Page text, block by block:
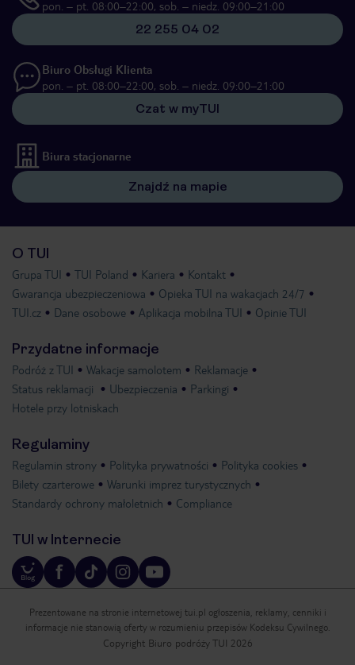
pon. – pt. 08:00–22:00, sob. – niedz. 09:00–21:00
22 255 04 02
Biuro Obsługi Klienta
pon. – pt. 08:00–22:00, sob. – niedz. 09:00–21:00
Czat w myTUI
Biura stacjonarne
Znajdź na mapie
O TUI
Grupa TUI TUI Poland Kariera
Kontakt
Gwarancja ubezpieczeniowa
Opieka TUI na wakacjach 24/7
TUI.cz
Dane osobowe Aplikacja mobilna TUI Opinie TUI
Przydatne informacje
Podróż z TUI Wakacje samolotem
Reklamacje
Status reklamacji
Ubezpieczenia
Parkingi
Hotele przy lotniskach
Regulaminy
Regulamin strony Polityka prywatności
Polityka cookies
Bilety czarterowe
Warunki imprez turystycznych
Standardy ochrony małoletnich
Compliance
TUI w Internecie
Prezentowane na stronie internetowej tui.pl ogłoszenia, reklamy, cenniki i
informacje nie stanowią oferty w rozumieniu przepisów Kodeksu Cywilnego.
Copyright Biuro podróży TUI 2026